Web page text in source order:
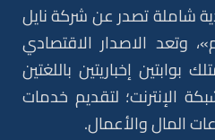
شاملة تصدر عن شركة نايل
وتعد الاصدار الاقتصادي
إخباريتين باللغتين
الإنترنت؛ لتقديم خدمات
المال والأعمال.